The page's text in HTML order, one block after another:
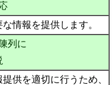
情報を提供します。
列に
供を適切に行うため、